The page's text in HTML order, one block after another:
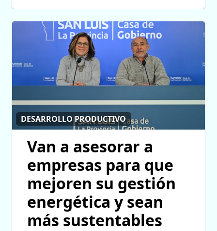
DESARROLLO PRODUCTIVO
Van a asesorar a
empresas para que
mejoren su gestión
energética y sean
más sustentables